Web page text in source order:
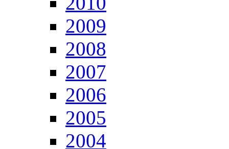
2009
2008
2007
2006
2005
2004